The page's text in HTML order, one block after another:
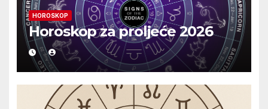
HOROSKOP
Horoskop za proljeće 2026